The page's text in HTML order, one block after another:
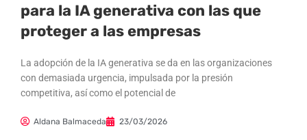
para la IA generativa con las que
proteger a las empresas
La adopción de la IA generativa se da en las organizaciones
con demasiada urgencia, impulsada por la presión
competitiva, así como el potencial de
Aldana Balmaceda 23/03/2026